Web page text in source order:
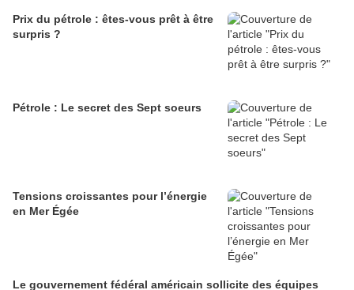
Prix du pétrole : êtes-vous prêt à être
surpris ?
Pétrole : Le secret des Sept soeurs
Tensions croissantes pour l’énergie
en Mer Égée
Le gouvernement fédéral américain sollicite des équipes